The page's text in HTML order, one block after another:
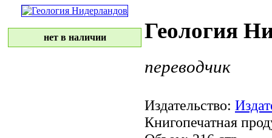
нет в наличии Геология
переводчик
Издательство:
Книгопечатная